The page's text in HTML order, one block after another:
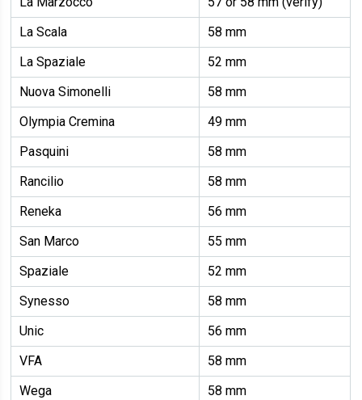
La Scala
58 mm
La Spaziale
52 mm
Nuova Simonelli
58 mm
Olympia Cremina
49 mm
Pasquini
58 mm
Rancilio
58 mm
Reneka
56 mm
San Marco
55 mm
Spaziale
52 mm
Synesso
58 mm
Unic
56 mm
VFA
58 mm
Wega
58 mm